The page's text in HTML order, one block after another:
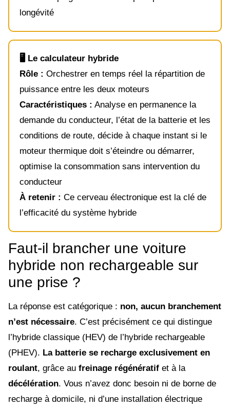
longévité
🖥️ Le calculateur hybride
Rôle : Orchestrer en temps réel la répartition de
puissance entre les deux moteurs
Caractéristiques : Analyse en permanence la
demande du conducteur, l’état de la batterie et les
conditions de route, décide à chaque instant si le
moteur thermique doit s’éteindre ou démarrer,
optimise la consommation sans intervention du
conducteur
À retenir : Ce cerveau électronique est la clé de
l’efficacité du système hybride
Faut-il brancher une voiture
hybride non rechargeable sur
une prise ?
La réponse est catégorique : non, aucun branchement
n’est nécessaire. C’est précisément ce qui distingue
l’hybride classique (HEV) de l’hybride rechargeable
(PHEV). La batterie se recharge exclusivement en
roulant, grâce au freinage régénératif et à la
décélération. Vous n’avez donc besoin ni de borne de
recharge à domicile, ni d’une installation électrique